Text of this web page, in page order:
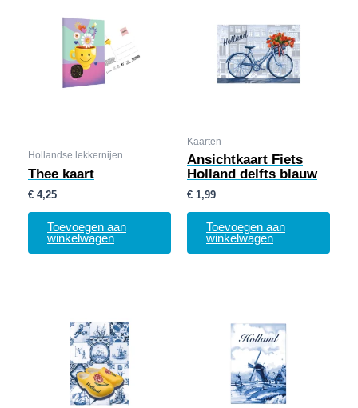
Hollandse lekkernijen
Thee kaart
€ 4,25
Toevoegen aan
winkelwagen
Kaarten
Ansichtkaart Fiets
Holland delfts blauw
€ 1,99
Toevoegen aan
winkelwagen